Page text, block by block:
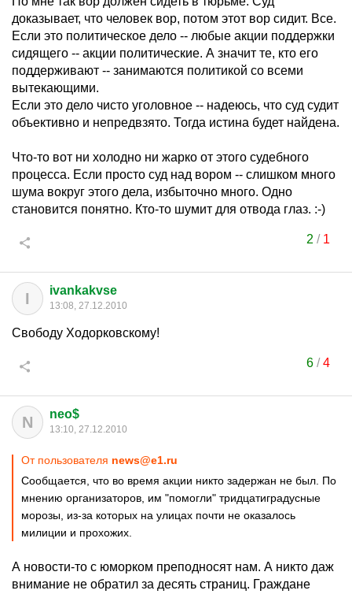
доказывает, что человек вор, потом этот вор сидит. Все.
Если это политическое дело -- любые акции поддержки
сидящего -- акции политические. А значит те, кто его
поддерживают -- занимаются политикой со всеми
вытекающими.
Если это дело чисто уголовное -- надеюсь, что суд судит
объективно и непредвзято. Тогда истина будет найдена.
Что-то вот ни холодно ни жарко от этого судебного
процесса. Если просто суд над вором -- слишком много
шума вокруг этого дела, избыточно много. Одно
становится понятно. Кто-то шумит для отвода глаз. :-)
2 / 1
I ivankakvse
13:08, 27.12.2010
Свободу Ходорковскому!
6/4
N neo$
13:10, 27.12.2010
От пользователя news@e1.ru
Сообщается, что во время акции никто задержан не был. По
мнению организаторов, им "помогли" тридцатиградусные
морозы, из-за которых на улицах почти не оказалось
милиции и прохожих.
А новости-то с юморком преподносят нам. А никто даж
внимание не обратил за десять страниц. Граждане